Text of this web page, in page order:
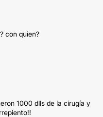
con quien?
1000 dlls de la cirugía y